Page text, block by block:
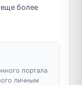
более
портала
личным